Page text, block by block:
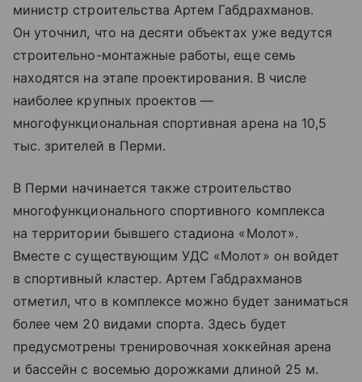
министр строительства Артем Габдрахманов.
Он уточнил, что на десяти объектах уже ведутся
строительно-монтажные работы, еще семь
находятся на этапе проектирования. В числе
наиболее крупных проектов —
многофункциональная спортивная арена на 10,5
тыс. зрителей в Перми.
В Перми начинается также строительство
многофункционального спортивного комплекса
на территории бывшего стадиона «Молот».
Вместе с существующим УДС «Молот» он войдет
в спортивный кластер. Артем Габдрахманов
отметил, что в комплексе можно будет заниматься
более чем 20 видами спорта. Здесь будет
предусмотрены тренировочная хоккейная арена
и бассейн с восемью дорожками длиной 25 м.